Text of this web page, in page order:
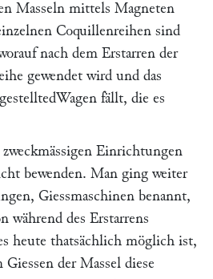
Masseln mittels Magneten
Coquillenreihen sind
nach dem Erstarren der
gewendet wird und das
fällt, die es
Einrichtungen
bewenden. Man ging weiter
Giessmaschinen benannt,
während des Erstarrens
heute thatsächlich möglich ist,
der Massel diese